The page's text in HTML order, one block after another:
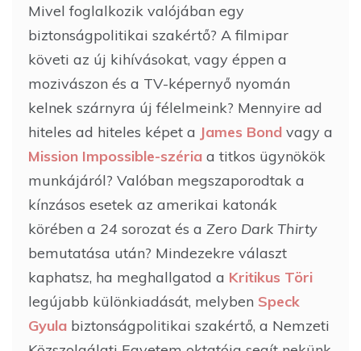
Mivel foglalkozik valójában egy
biztonságpolitikai szakértő? A filmipar
követi az új kihívásokat, vagy éppen a
mozivászon és a TV-képernyő nyomán
kelnek szárnyra új félelmeink? Mennyire ad
hiteles ad hiteles képet a James Bond vagy a
Mission Impossible-széria a titkos ügynökök
munkájáról? Valóban megszaporodtak a
kínzásos esetek az amerikai katonák
körében a 24 sorozat és a Zero Dark Thirty
bemutatása után? Mindezekre választ
kaphatsz, ha meghallgatod a Kritikus Töri
legújabb különkiadását, melyben Speck
Gyula biztonságpolitikai szakértő, a Nemzeti